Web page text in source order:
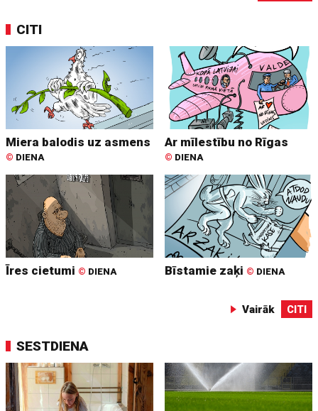
CITI
Miera balodis uz asmens
© DIENA
Ar mīlestību no Rīgas
© DIENA
Īres cietumi © DIENA Bīstamie zaķi © DIENA
Vairāk CITI
SESTDIENA